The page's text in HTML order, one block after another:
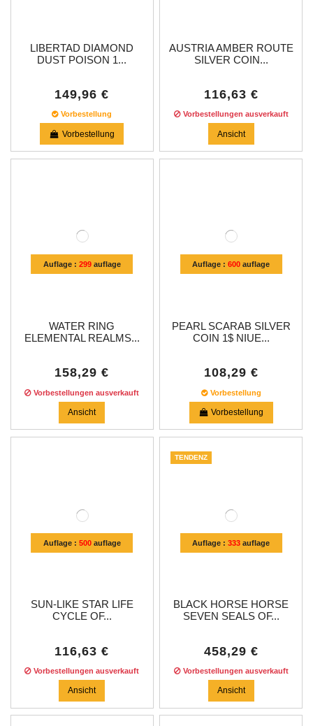
LIBERTAD DIAMOND
DUST POISON 1...
149,96 €
Vorbestellung
Vorbestellung
AUSTRIA AMBER ROUTE
SILVER COIN...
116,63 €
Vorbestellungen ausverkauft
Ansicht
Auflage : 299auflage
WATER RING
ELEMENTAL REALMS...
158,29 €
Vorbestellungen ausverkauft
Ansicht
Auflage :600 auflage
PEARL SCARAB SILVER
COIN 1$ NIUE...
108,29 €
Vorbestellung
Vorbestellung
Auflage : 500auflage
SUN-LIKE STAR LIFE
CYCLE OF...
116,63 €
Vorbestellungen ausverkauft
Ansicht
Auflage :333 auflage
TENDENZ
BLACK HORSE HORSE
SEVEN SEALS OF...
458,29 €
Vorbestellungen ausverkauft
Ansicht